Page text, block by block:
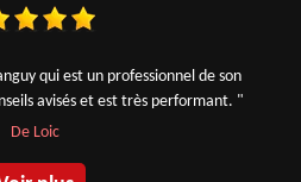
qui est un professionnel de son
avisés et est très performant. "
De Loic